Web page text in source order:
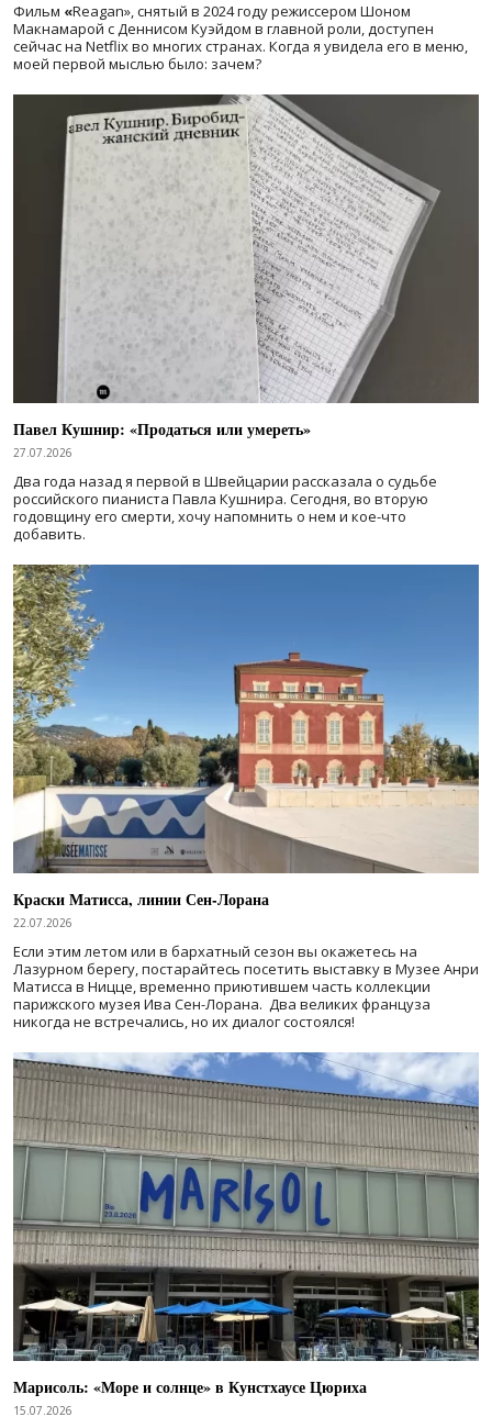
Фильм «Reagan», снятый в 2024 годурежиссером Шоном
Макнамарой с Деннисом Куэйдом в главной роли, доступен
сейчас на Netflix во многих странах. Когда я увидела его в меню,
моей первой мыслью было: зачем?
Павел Кушнир: «Продаться или умереть»
27.07.2026
Два года назад я первой в Швейцарии рассказала о судьбе
российского пианиста Павла Кушнира. Сегодня, во вторую
годовщину его смерти, хочу напомнить о нем и кое-что
добавить.
Краски Матисса, линии Сен-Лорана
22.07.2026
Если этим летом или в бархатный сезон вы окажетесь на
Лазурном берегу, постарайтесь посетить выставку в Музее Анри
Матисса в Ницце, временно приютившем часть коллекции
парижского музея Ива Сен-Лорана. Два великих француза
никогда не встречались, но их диалог состоялся!
Марисоль: «Море и солнце» в Кунстхаусе Цюриха
15.07.2026